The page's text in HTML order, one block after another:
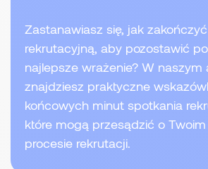
Zastanawiasz się, jak
rekrutacyjną, aby pozostawić
najlepsze wrażenie? W naszym
znajdziesz praktyczne
końcowych minut spotkania
które mogą przesądzić o
procesie rekrutacji.